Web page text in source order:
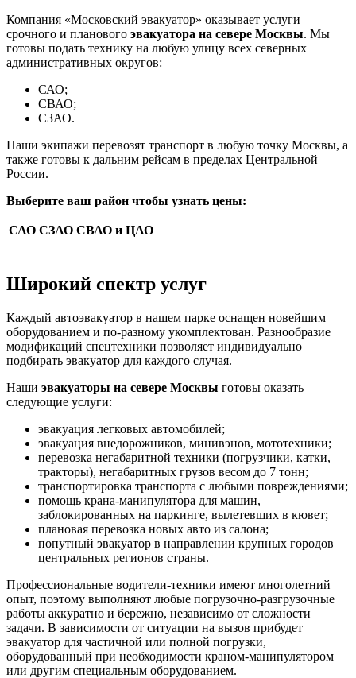
Компания «Московский эвакуатор» оказывает услуги
срочного и планового эвакуатора на севере Москвы. Мы
готовы подать технику на любую улицу всех северных
административных округов:
САО;
СВАО;
СЗАО.
Наши экипажи перевозят транспорт в любую точку Москвы, а
также готовы к дальним рейсам в пределах Центральной
России.
Выберите ваш район чтобы узнать цены:
САО СЗАО СВАО и ЦАО
Широкий спектр услуг
Каждый автоэвакуатор в нашем парке оснащен новейшим
оборудованием и по-разному укомплектован. Разнообразие
модификаций спецтехники позволяет индивидуально
подбирать эвакуатор для каждого случая.
Наши эвакуаторы на севере Москвы готовы оказать
следующие услуги:
эвакуация легковых автомобилей;
эвакуация внедорожников, минивэнов, мототехники;
перевозка негабаритной техники (погрузчики, катки,
тракторы), негабаритных грузов весом до 7 тонн;
транспортировка транспорта с любыми повреждениями;
помощь крана-манипулятора для машин,
заблокированных на паркинге, вылетевших в кювет;
плановая перевозка новых авто из салона;
попутный эвакуатор в направлении крупных городов
центральных регионов страны.
Профессиональные водители-техники имеют многолетний
опыт, поэтому выполняют любые погрузочно-разгрузочные
работы аккуратно и бережно, независимо от сложности
задачи. В зависимости от ситуации на вызов прибудет
эвакуатор для частичной или полной погрузки,
оборудованный при необходимости краном-манипулятором
или другим специальным оборудованием.